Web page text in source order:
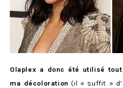
Olaplex a donc été utilisé
ma décoloration (il « suffit »